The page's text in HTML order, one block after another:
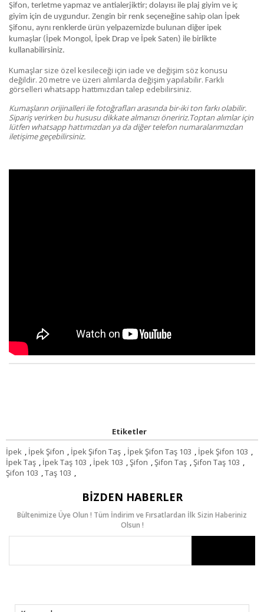
Şifon, terletme yapmaz ve antialerjiktir; dolayısı ile plaj giyim ve iç
giyim için de uygundur. Zengin bir renk seçeneğine sahip olan İpek
Şifonu, aynı renklerde ürün yelpazemizde bulunan diğer ipek
kumaşlar (İpek Mongol, İpek Drap ve İpek Saten) ile birlikte
kullanabilirsiniz.
Kumaşlar size özel kesileceği için iade ve değişim söz konusu
değildir. 20 metre ve üzeri alımlarda değişim yapılabilir. Farklı
görselleri whatsapp hattımızdan talep edebilirsiniz.
Kumaşların orijinalleri ile fotoğrafları arasında bir-iki ton farkı olabilir.
Sipariş verirken bu hususu dikkate almanızı öneririz.Toptan alımlar için
lütfen whatsapp hattımızdan ya da diğer telefon numaralarımızdan
iletişime geçebilirsiniz.
Etiketler
İpek , İpek Şifon , İpek Şifon Taş , İpek Şifon Taş 103 , İpek Şifon 103 ,
İpek Taş , İpek Taş 103 , İpek 103 ,Şifon ,Şifon Taş ,Şifon Taş 103 ,
Şifon 103 ,Taş 103 ,
BIZDEN HABERLER
Bültenimize Üye Olun ! Tüm İndirim ve Fırsatlardan İlk Sizin Haberiniz
Olsun !